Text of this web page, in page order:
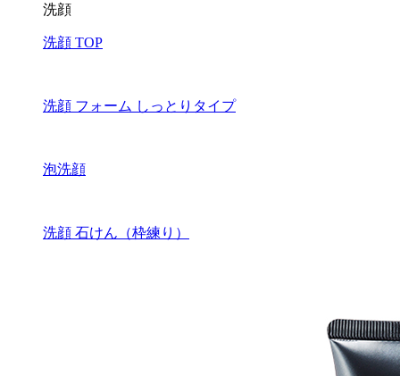
洗顔
洗顔 TOP
洗顔 フォーム しっとりタイプ
泡洗顔
洗顔 石けん（枠練り）